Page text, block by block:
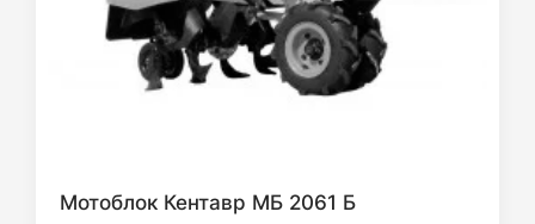
Мотоблок Кентавр МБ 2061 Б